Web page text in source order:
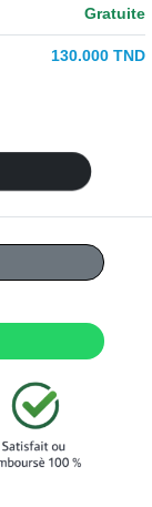
Gratuite
130.000 TND